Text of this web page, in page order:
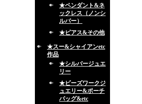
★ペンダント&ネ
ックレス（ノンシ
ルバー）
★ピアス&その他
★スー&シャイアンetc
作品
★シルバージュエ
リー
★ビーズワークジ
ュエリー&ポーチ
バッグ&etc